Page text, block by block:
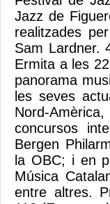
Jazz de
realitzades
Sam Lardner.
Ermita a les
panorama
les seves
Nord-
concursos
Bergen
la OBC; i en
Música
entre altres.